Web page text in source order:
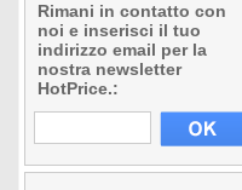
Rimani in contatto con
noi e inserisci il tuo
indirizzo email per la
nostra newsletter
HotPrice.: